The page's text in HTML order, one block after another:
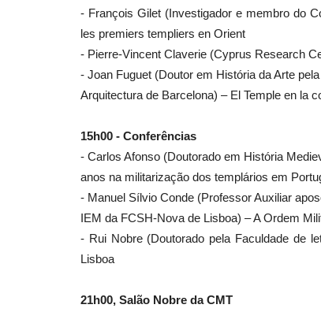
- François Gilet (Investigador e membro do
les premiers templiers en Orient
- Pierre-Vincent Claverie (Cyprus Research
- Joan Fuguet (Doutor em História da Arte
Arquitectura de Barcelona) – El Temple en la
15h00 - Conferências
- Carlos Afonso (Doutorado em História
anos na militarização dos templários em
- Manuel Sílvio Conde (Professor Auxiliar
IEM da FCSH-Nova de Lisboa) – A Ordem
- Rui Nobre (Doutorado pela Faculdade de
Lisboa
21h00, Salão Nobre da CMT